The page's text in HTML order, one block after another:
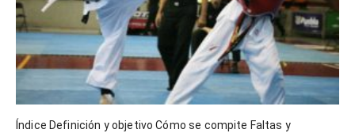
Índice Definición y objetivo Cómo se compite Faltas y